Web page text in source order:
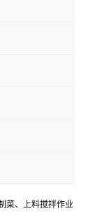
菜、上料搅拌作业